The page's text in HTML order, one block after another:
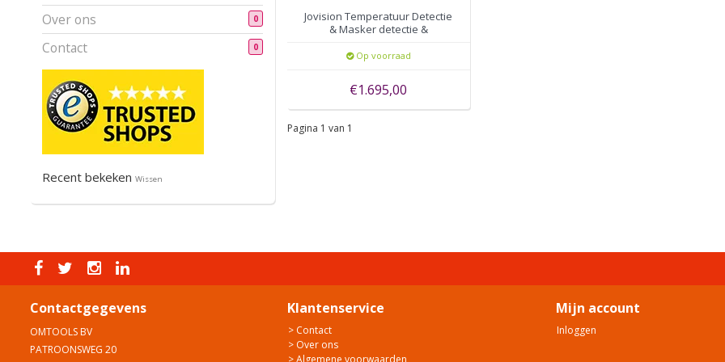
Over ons 0
Contact 0
Recent bekeken Wissen
Jovision Temperatuur Detectie
& Masker detectie &
Op voorraad
€1.695,00
Pagina 1 van 1
Contactgegevens
OMTOOLS BV
PATROONSWEG 20
Klantenservice
> Contact
> Over ons
> Algemene voorwaarden
Mijn account
Inloggen